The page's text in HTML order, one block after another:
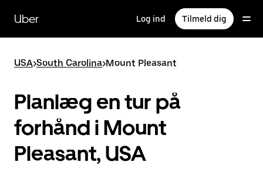
hovedindhold
Uber Log ind Tilmeld dig
USA>South Carolina>Mount Pleasant
Planlæg en tur på
forhånd i Mount
Pleasant, USA